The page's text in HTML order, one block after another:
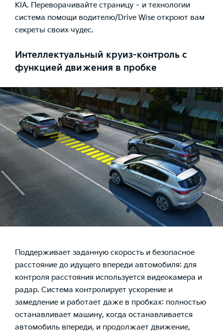
KIA. Переворачивайте страницу – и технологии
система помощи водителю/Drive Wise откроют вам
секреты своих чудес.
Интеллектуальный круиз-контроль с
функцией движения в пробке
Поддерживает заданную скорость и безопасное
расстояние до идущего впереди автомобиля: для
контроля расстояния используется видеокамера и
радар. Система контролирует ускорение и
замедление и работает даже в пробках: полностью
останавливает машину, когда останавливается
автомобиль впереди, и продолжает движение,